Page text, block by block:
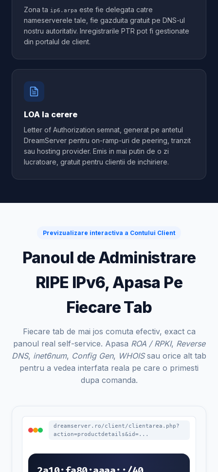
Zona ta ip6.arpa este fie delegata catre
nameserverele tale, fie gazduita gratuit pe DNS-ul
nostru autoritativ. Inregistrarile PTR pot fi gestionate
din portalul de client.
LOA la cerere
Letter of Authorization semnat, generat pe antetul
DreamServer pentru on-ramp-uri de peering, tranzit
sau hosting provider. Emis in mai putin de o zi
lucratoare, gratuit pentru clientii de inchiriere.
Previzualizare interactiva a Contului Client
Panoul de Administrare
RIPE IPv6, Apasa Pe
Fiecare Tab
Fiecare tab de mai jos comuta efectiv, exact ca
panoul real self-service. Apasa ROA / RPKI, Reverse
DNS, inet6num, Config Gen, WHOISsau orice alt tab
pentru a vedea interfata reala pe care o primesti
dupa comanda.
dreamserver.ro/client/clientarea.php?
action=productdetails&id=...